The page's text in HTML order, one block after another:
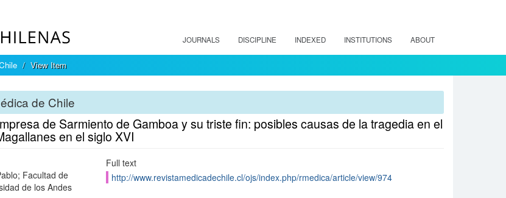
JOURNALS DISCIPLINE INDEXED INSTITUTIONS ABOUT
View Item
de Chile
de Sarmiento de Gamboa y su triste fin: posibles causas de la tragedia en el
en el siglo XVI
Facultad de
de los Andes
Full text
http://www.revistamedicadechile.cl/ojs/index.php/rmedica/article/view/974